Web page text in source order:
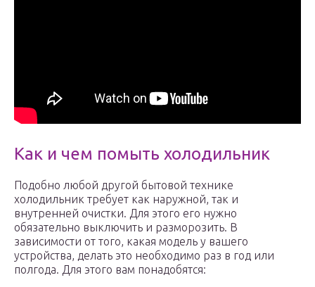
Как и чем помыть холодильник
Подобно любой другой бытовой технике
холодильник требует как наружной, так и
внутренней очистки. Для этого его нужно
обязательно выключить и разморозить. В
зависимости от того, какая модель у вашего
устройства, делать это необходимо раз в год или
полгода. Для этого вам понадобятся: